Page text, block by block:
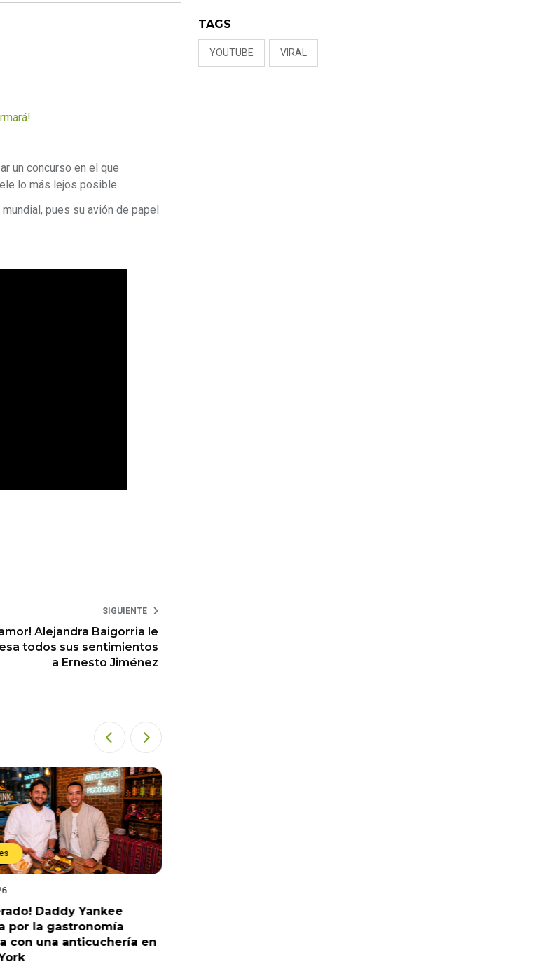
un concurso en el que
lo más lejos posible.
pues su avión de papel
SIGUIENTE
Alejandra Baigorria le
todos sus sentimientos
a Ernesto Jiménez
Daddy Yankee
por la gastronomía
con una anticuchería en
TAGS
YOUTUBE VIRAL